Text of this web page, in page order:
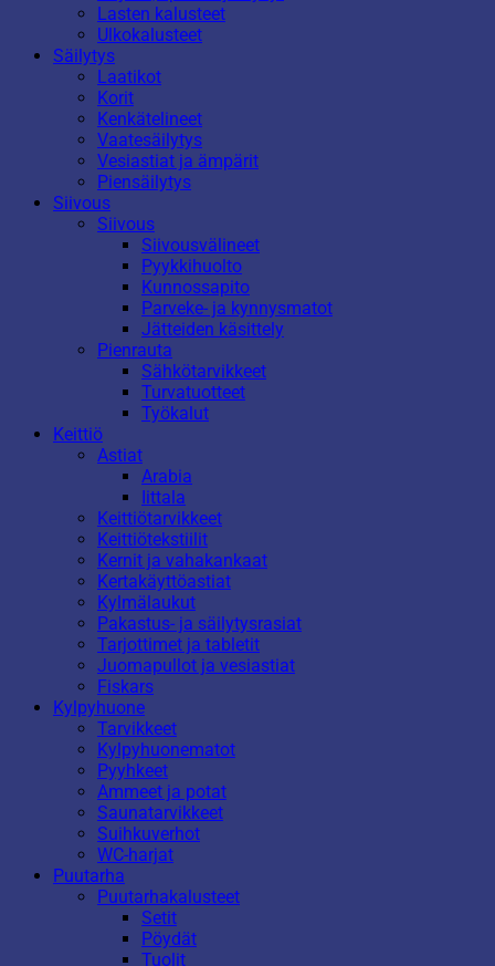
Lasten kalusteet
Ulkokalusteet
Säilytys
Laatikot
Korit
Kenkätelineet
Vaatesäilytys
Vesiastiat ja ämpärit
Piensäilytys
Siivous
Siivous
Siivousvälineet
Pyykkihuolto
Kunnossapito
Parveke- ja kynnysmatot
Jätteiden käsittely
Pienrauta
Sähkötarvikkeet
Turvatuotteet
Työkalut
Keittiö
Astiat
Arabia
Iittala
Keittiötarvikkeet
Keittiötekstiilit
Kernit ja vahakankaat
Kertakäyttöastiat
Kylmälaukut
Pakastus- ja säilytysrasiat
Tarjottimet ja tabletit
Juomapullot ja vesiastiat
Fiskars
Kylpyhuone
Tarvikkeet
Kylpyhuonematot
Pyyhkeet
Ammeet ja potat
Saunatarvikkeet
Suihkuverhot
WC-harjat
Puutarha
Puutarhakalusteet
Setit
Pöydät
Tuolit